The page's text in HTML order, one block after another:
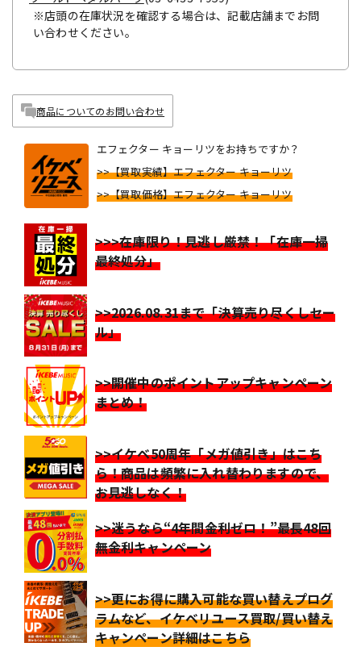
※店頭の在庫状況を確認する場合は、記載店舗までお問
い合わせください。
商品についてのお問い合わせ
エフェクター キョーリツをお持ちですか？
>>【買取実績】エフェクター キョーリツ
>>【買取価格】エフェクター キョーリツ
>>>在庫限り！見逃し厳禁！「在庫一掃
最終処分」
>>2026.08.31まで「決算売り尽くしセー
ル」
>>開催中のポイントアップキャンペーン
まとめ！
>>イケベ50周年「メガ値引き」はこち
ら！商品は頻繁に入れ替わりますので、
お見逃しなく！
>>迷うなら“4年間金利ゼロ！”最長48回
無金利キャンペーン
>>更にお得に購入可能な買い替えプログ
ラムなど、イケベリユース買取/買い替え
キャンペーン詳細はこちら